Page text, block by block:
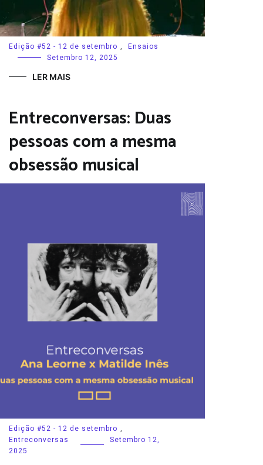
Edição #52 - 12 de setembro ,
Ensaios
Setembro 12, 2025
LER MAIS
Entreconversas: Duas
pessoas com a mesma
obsessão musical
Edição #52 - 12 de setembro ,
Entreconversas
Setembro 12,
2025